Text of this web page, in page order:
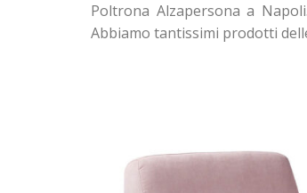
Poltrona Alzapersona a
Abbiamo tantissimi prodotti